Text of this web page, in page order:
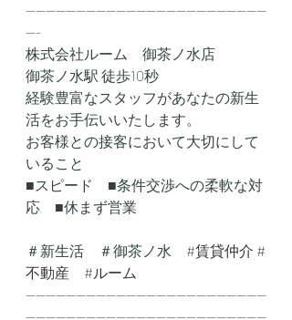
------------------------------------------------
---
株式会社ルーム　御茶ノ水店
御茶ノ水駅 徒歩10秒
経験豊富なスタッフがあなたの新生
活をお手伝いいたします。
お客様との接客において大切にして
いること
■スピード　■条件交渉への柔軟な対
応　■休まず営業
＃新生活　＃御茶ノ水 #賃貸仲介 #
不動産
#ルーム
------------------------------------------------
------------------------------------------------